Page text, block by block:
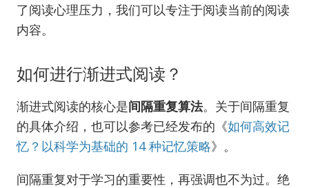
了阅读心理压力，我们可以专注于阅读当前的阅读
内容。
如何进行渐进式阅读？
渐进式阅读的核心是间隔重复算法。关于间隔重复
的具体介绍，也可以参考已经发布的《如何高效记
忆？以科学为基础的 14 种记忆策略》。
间隔重复对于学习的重要性，再强调也不为过。绝